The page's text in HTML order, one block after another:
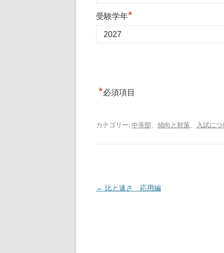
受験学年*
*必須項目
カテゴリー:中等部、 傾向と対策、 入試に
投
← 比と速さ 応用編